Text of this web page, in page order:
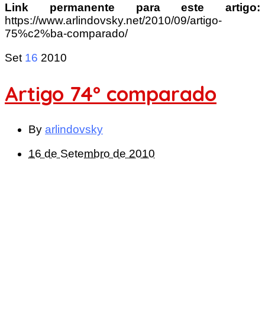
Link permanente para este artigo:
https://www.arlindovsky.net/2010/09/artigo-
75%c2%ba-comparado/
Set 16 2010
Artigo 74º comparado
By arlindovsky
16 de Setembro de 2010